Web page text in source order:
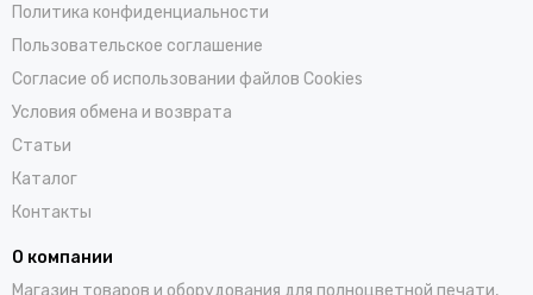
Политика конфиденциальности
Пользовательское соглашение
Согласие об использовании файлов Cookies
Условия обмена и возврата
Статьи
Каталог
Контакты
О компании
Магазин товаров и оборудования для полноцветной печати,